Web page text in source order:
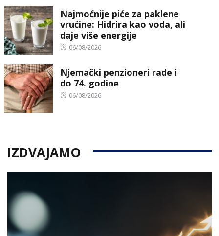
Najmoćnije piće za paklene
vrućine: Hidrira kao voda, ali
daje više energije
Posted
06/08/2026
Njemački penzioneri rade i
do 74. godine
Posted
06/08/2026
IZDVAJAMO